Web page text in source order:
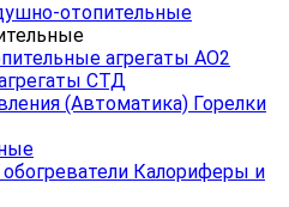
отопительные
агрегаты АО2
СТД
(Автоматика) Горелки
Калориферы и